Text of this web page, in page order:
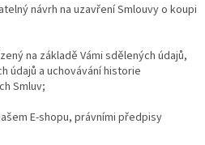
návrh na uzavření Smlouvy o koupi
na základě Vámi sdělených údajů,
údajů a uchovávání historie
Smluv;
E-shopu, právními předpisy